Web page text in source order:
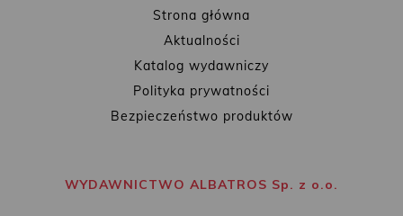
Strona główna
Aktualności
Katalog wydawniczy
Polityka prywatności
Bezpieczeństwo produktów
WYDAWNICTWO ALBATROS Sp. z o.o.